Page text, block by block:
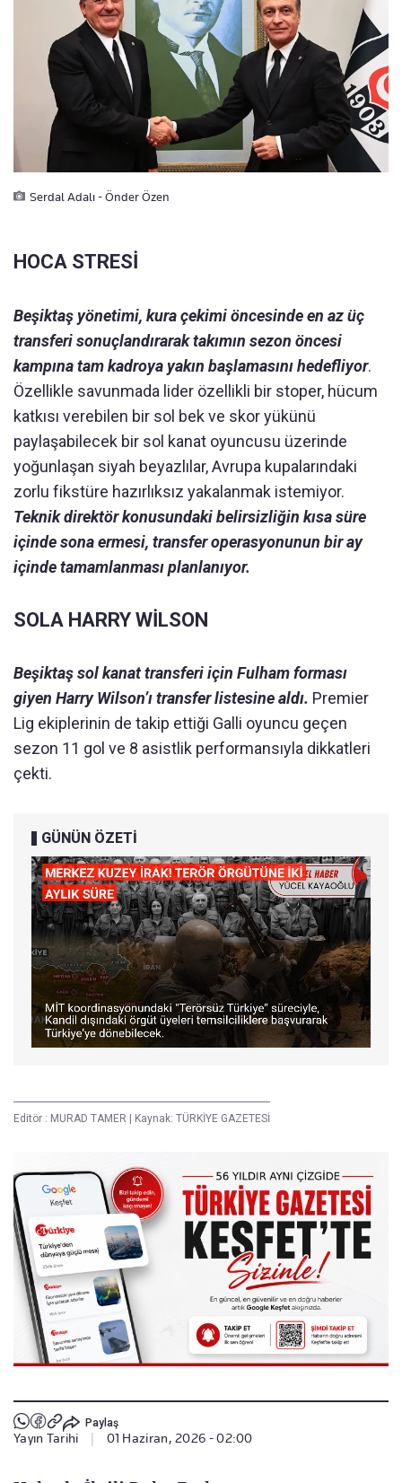
Serdal Adalı - Önder Özen
HOCA STRESİ
Beşiktaş yönetimi, kura çekimi öncesinde en az üç
transferi sonuçlandırarak takımın sezon öncesi
kampına tam kadroya yakın başlamasını hedefliyor.
Özellikle savunmada lider özellikli bir stoper, hücum
katkısı verebilen bir sol bek ve skor yükünü
paylaşabilecek bir sol kanat oyuncusu üzerinde
yoğunlaşan siyah beyazlılar, Avrupa kupalarındaki
zorlu fikstüre hazırlıksız yakalanmak istemiyor.
Teknik direktör konusundaki belirsizliğin kısa süre
içinde sona ermesi, transfer operasyonunun bir ay
içinde tamamlanması planlanıyor.
SOLA HARRY WİLSON
Beşiktaş sol kanat transferi için Fulham forması
giyen Harry Wilson’ı transfer listesine aldı. Premier
Lig ekiplerinin de takip ettiği Galli oyuncu geçen
sezon 11 gol ve 8 asistlik performansıyla dikkatleri
çekti.
GÜNÜN ÖZETİ
Editör : MURAD TAMER | Kaynak: TÜRKİYE GAZETESİ
Paylaş
Yayın Tarihi 01 Haziran, 2026 - 02:00